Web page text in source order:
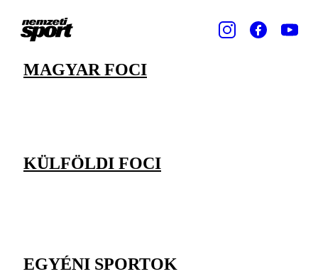
MAGYAR FOCI
KÜLFÖLDI FOCI
EGYÉNI SPORTOK